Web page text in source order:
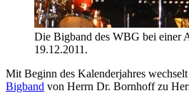
Die Bigband des WBG bei einer
19.12.2011.
Mit Beginn des Kalenderjahres
Bigband von Herrn Dr. Bornhoff zu